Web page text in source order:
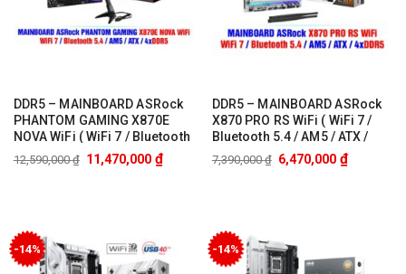
DDR5 – MAINBOARD ASRock
PHANTOM GAMING X870E
NOVA WiFi ( WiFi 7 / Bluetooth
5.4 / AM5 / ATX / 4xDDR5 )
12,590,000₫ 11,470,000 ₫
DDR5 – MAINBOARD ASRock
X870 PRO RS WiFi ( WiFi 7 /
Bluetooth 5.4 / AM5 / ATX /
4xDDR5 )
7,390,000₫ 6,470,000 ₫
-14% -14%